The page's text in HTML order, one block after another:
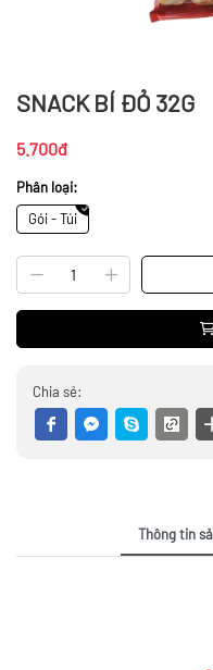
SNACK BÍ ĐỎ 32G
5.700đ
Phân loại:
Gói - Túi
Chia sẻ:
Thông tin